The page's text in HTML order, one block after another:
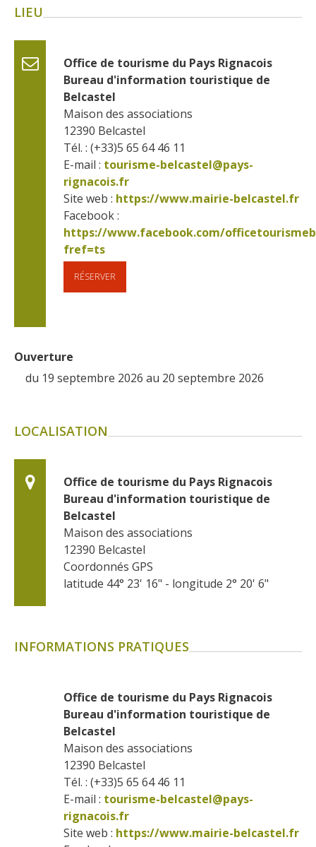
LIEU
Office de tourisme du Pays Rignacois
Bureau d'information touristique de
Belcastel
Maison des associations
12390 Belcastel
Tél. : (+33)5 65 64 46 11
E-mail : tourisme-belcastel@pays-
rignacois.fr
Site web : https://www.mairie-belcastel.fr
https://www.facebook.com/
fref=ts
RÉSERVER
Ouverture
du 19 septembre 2026 au 20 septembre 2026
LOCALISATION
Office de tourisme du Pays Rignacois
Bureau d'information touristique de
Belcastel
Maison des associations
12390 Belcastel
Coordonnés GPS
latitude 44° 23' 16" - longitude 2° 20' 6"
INFORMATIONS PRATIQUES
Office de tourisme du Pays Rignacois
Bureau d'information touristique de
Belcastel
Maison des associations
12390 Belcastel
Tél. : (+33)5 65 64 46 11
E-mail : tourisme-belcastel@pays-
rignacois.fr
Site web : https://www.mairie-belcastel.fr